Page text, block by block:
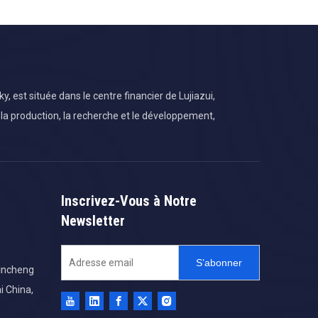
est située dans le centre financier de Lujiazui,
production, la recherche et le développement,
China,
Inscrivez-Vous à Notre
Newsletter
S’abonner